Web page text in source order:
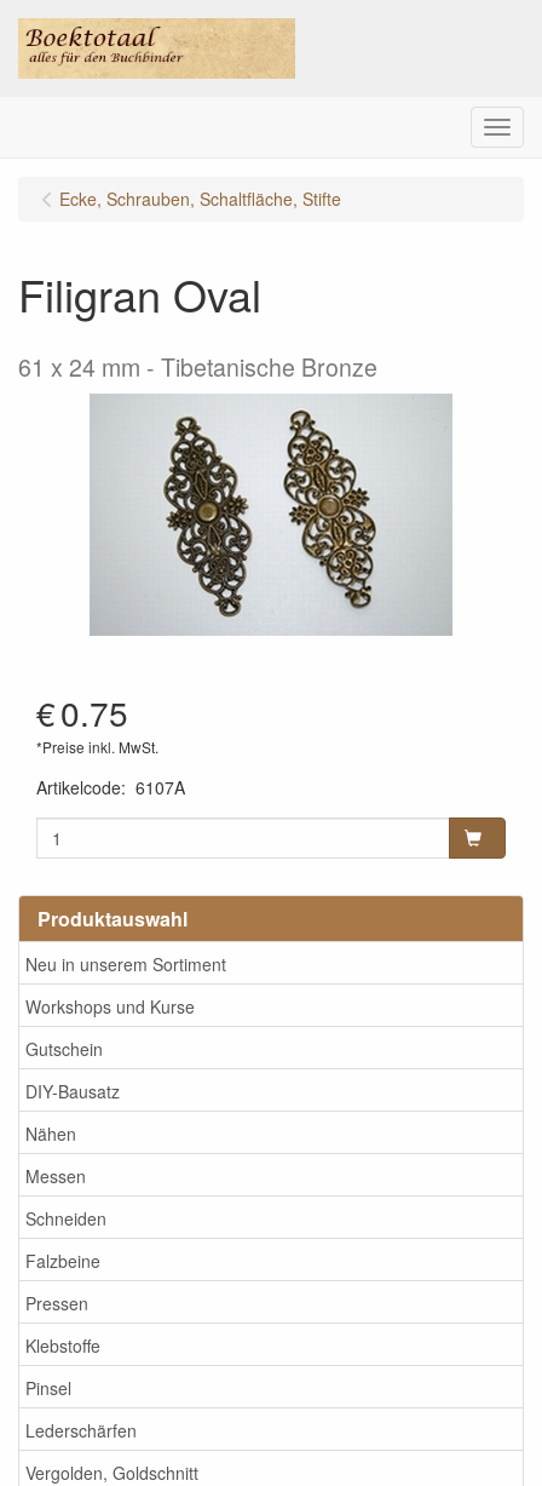
Menu
Produktauswahl
Neu in unserem Sortiment
Workshops und Kurse
Gutschein
DIY-Bausatz
Nähen
Messen
Schneiden
Falzbeine
Pressen
Klebstoffe
Pinsel
Lederschärfen
Vergolden, Goldschnitt
Ecke, Schrauben, Schaltfläche, Stifte
Filigran Oval
61 x 24 mm - Tibetanische Bronze
€0.75
*Preise inkl. MwSt.
Artikelcode: 6107A